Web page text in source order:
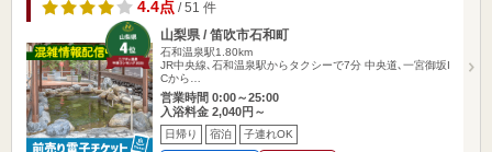
4.4点/ 51 件
山梨県 / 笛吹市石和町
石和温泉駅1.80km
JR中央線､石和温泉駅からタクシーで7分 中央道､一宮御坂I
Cから…
営業時間 0:00～25:00
入浴料金 2,040円～
日帰り 宿泊 子連れOK